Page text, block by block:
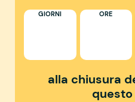
GIORNI ORE
alla chiusura